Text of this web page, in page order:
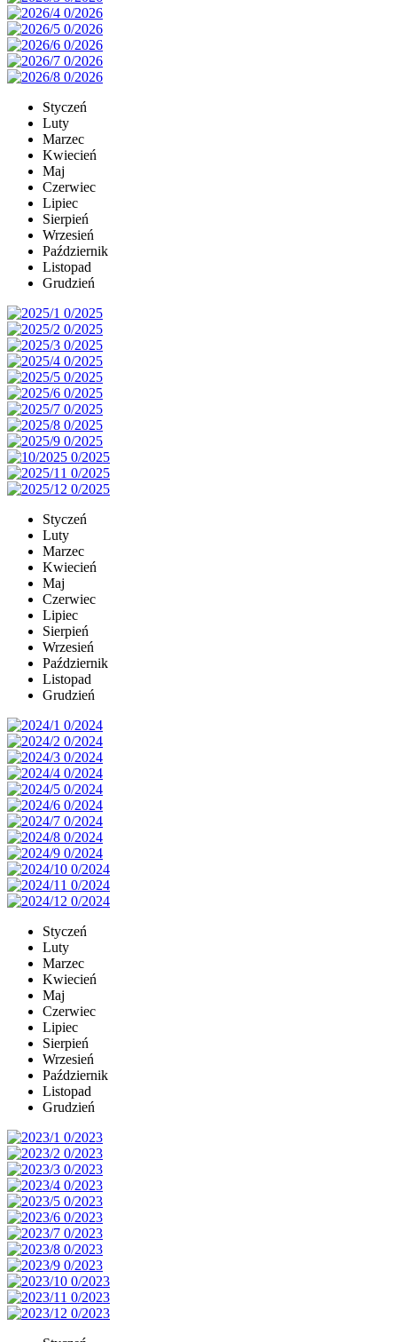
Styczeń
Luty
Marzec
Kwiecień
Maj
Czerwiec
Lipiec
Sierpień
Wrzesień
Październik
Listopad
Grudzień
Styczeń
Luty
Marzec
Kwiecień
Maj
Czerwiec
Lipiec
Sierpień
Wrzesień
Październik
Listopad
Grudzień
Styczeń
Luty
Marzec
Kwiecień
Maj
Czerwiec
Lipiec
Sierpień
Wrzesień
Październik
Listopad
Grudzień